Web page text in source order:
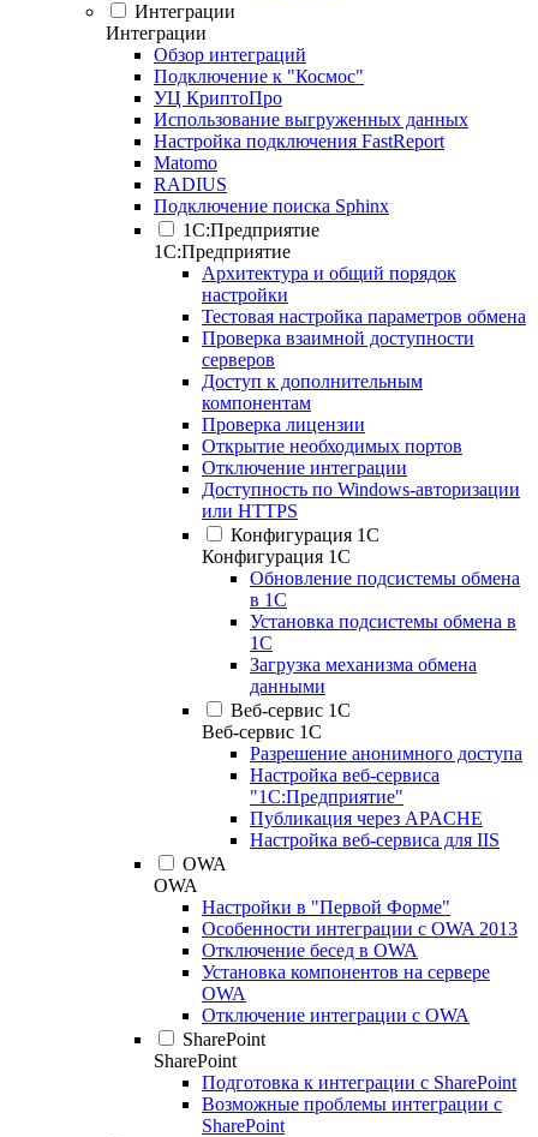
Интеграции
Интеграции
Обзор интеграций
Подключение к "Космос"
УЦ КриптоПро
Использование выгруженных данных
Настройка подключения FastReport
Matomo
RADIUS
Подключение поиска Sphinx
1С:Предприятие
1С:Предприятие
Архитектура и общий порядок
настройки
Тестовая настройка параметров обмена
Проверка взаимной доступности
серверов
Доступ к дополнительным
компонентам
Проверка лицензии
Открытие необходимых портов
Отключение интеграции
Доступность по Windows-авторизации
или HTTPS
Конфигурация 1С
Конфигурация 1С
Обновление подсистемы обмена
в 1С
Установка подсистемы обмена в
1С
Загрузка механизма обмена
данными
Веб-сервис 1С
Веб-сервис 1С
Разрешение анонимного доступа
Настройка веб-сервиса
"1С:Предприятие"
Публикация через APACHE
Настройка веб-сервиса для IIS
OWA
OWA
Настройки в "Первой Форме"
Особенности интеграции с OWA 2013
Отключение бесед в OWA
Установка компонентов на сервере
OWA
Отключение интеграции с OWA
SharePoint
SharePoint
Подготовка к интеграции с SharePoint
Возможные проблемы интеграции с
SharePoint